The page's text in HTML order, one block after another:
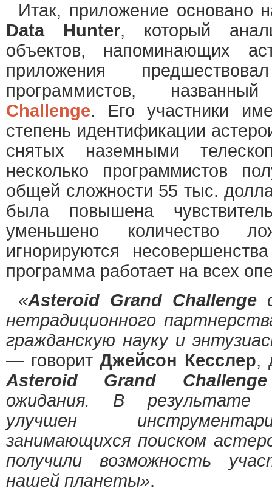
Итак, приложение основано
Data Hunter, который
объектов, напоминающих
приложения
программистов,
Challenge. Его участники
степень идентификации
снятых наземными
несколько программистов
общей сложности 55 тыс.
была повышена
уменьшено количество
игнорируются
программа работает на всех
«Asteroid Grand Challenge
нетрадиционного
гражданскую науку и
— говоритДжейсон Кесслер,
Asteroid Grand Challenge
ожидания. В результате
улучшен
занимающихся поиском
получили возможность
нашей планеты».